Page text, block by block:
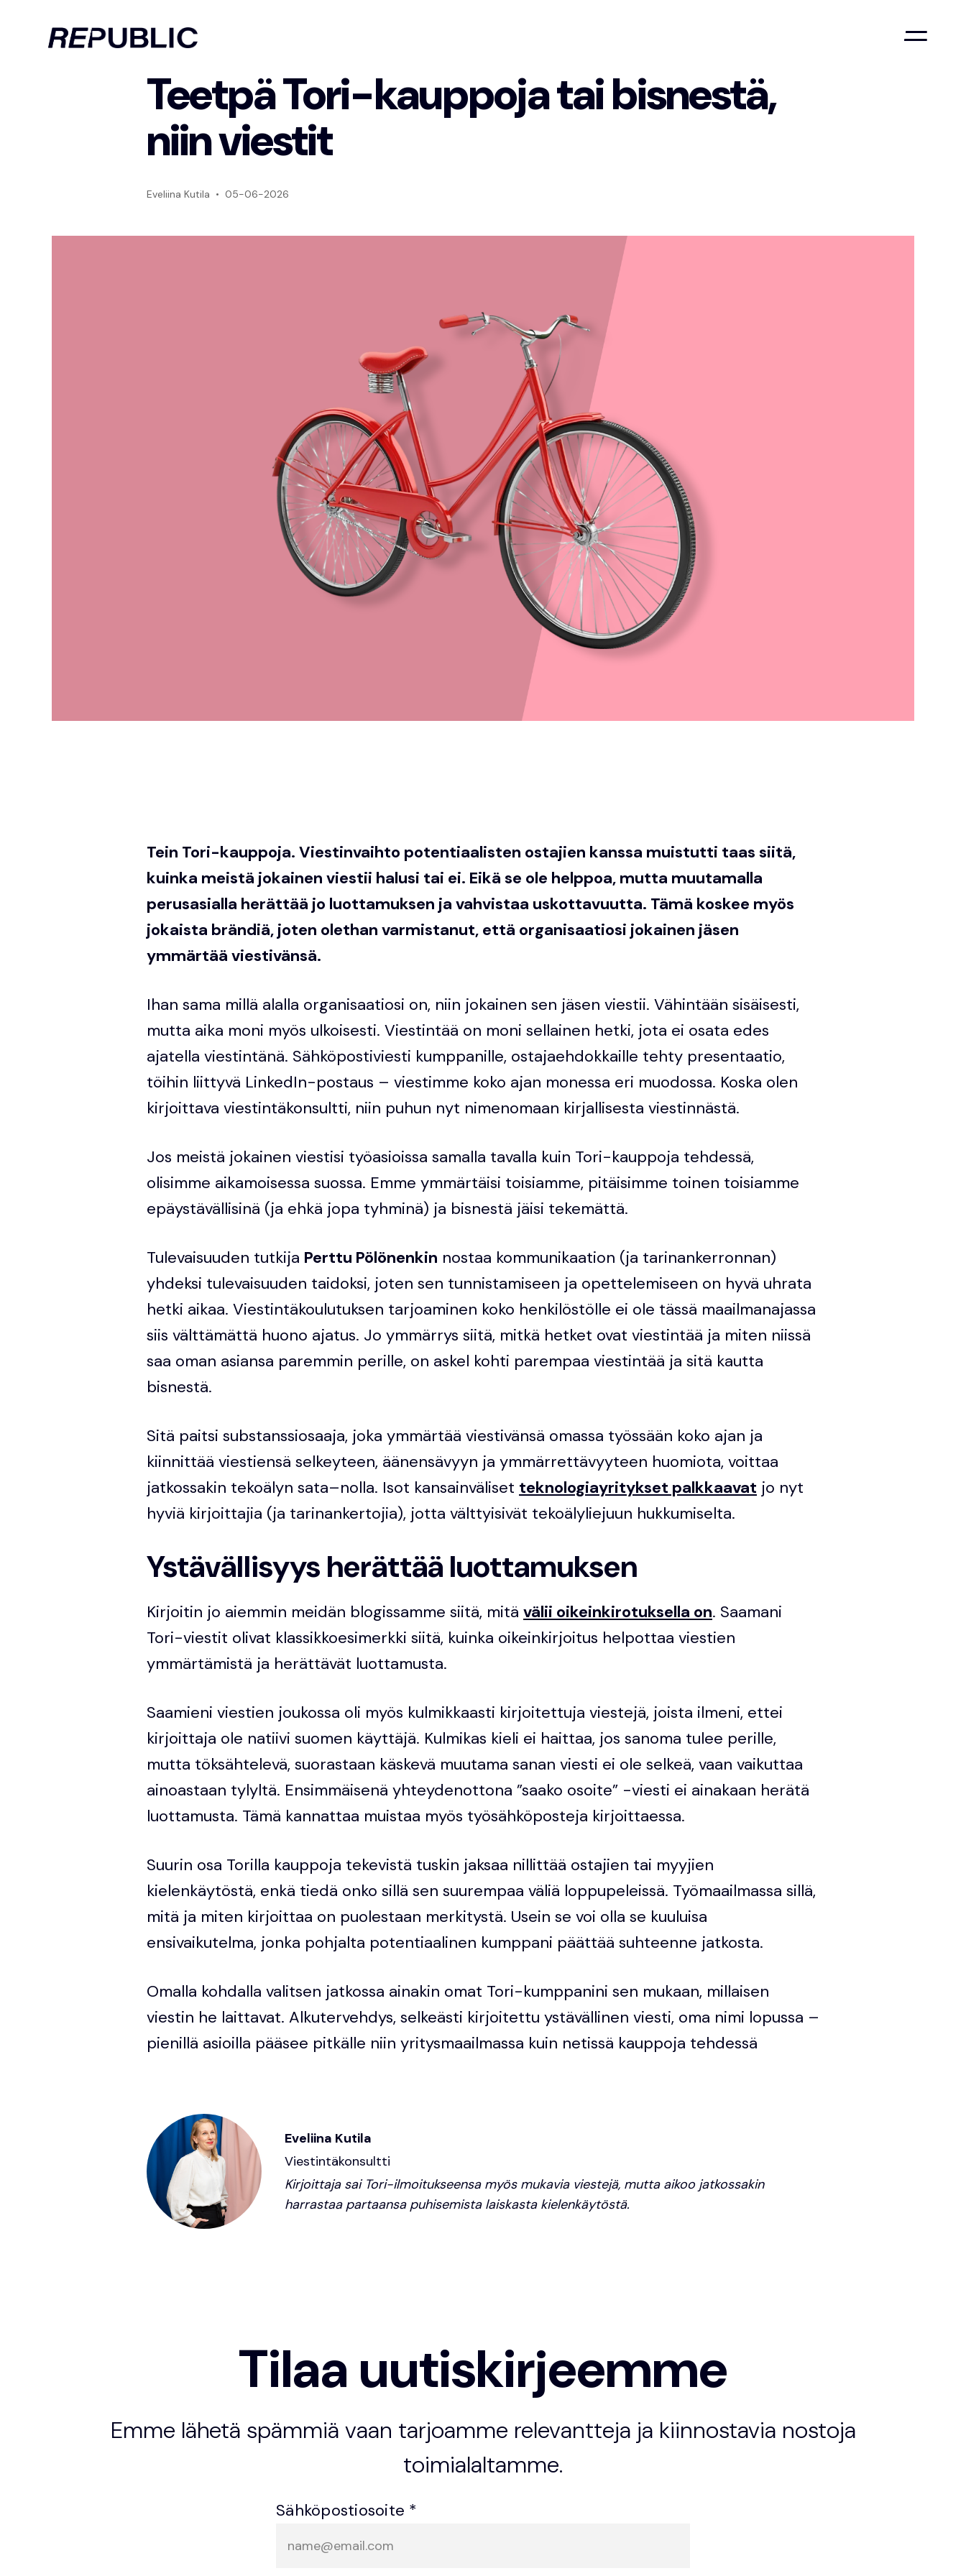
Teetpä Tori-kauppoja tai bisnestä,
niin viestit
Eveliina Kutila 05-06-2026
Tein Tori-kauppoja. Viestinvaihto potentiaalisten ostajien kanssa muistutti taas siitä,
kuinka meistä jokainen viestii halusi tai ei. Eikä se ole helppoa, mutta muutamalla
perusasialla herättää jo luottamuksen ja vahvistaa uskottavuutta. Tämä koskee myös
jokaista brändiä, joten olethan varmistanut, että organisaatiosi jokainen jäsen
ymmärtää viestivänsä.
Ihan sama millä alalla organisaatiosi on, niin jokainen sen jäsen viestii. Vähintään sisäisesti,
mutta aika moni myös ulkoisesti. Viestintää on moni sellainen hetki, jota ei osata edes
ajatella viestintänä. Sähköpostiviesti kumppanille, ostajaehdokkaille tehty presentaatio,
töihin liittyvä LinkedIn-postaus – viestimme koko ajan monessa eri muodossa. Koska olen
kirjoittava viestintäkonsultti, niin puhun nyt nimenomaan kirjallisesta viestinnästä.
Jos meistä jokainen viestisi työasioissa samalla tavalla kuin Tori-kauppoja tehdessä,
olisimme aikamoisessa suossa. Emme ymmärtäisi toisiamme, pitäisimme toinen toisiamme
epäystävällisinä (ja ehkä jopa tyhminä) ja bisnestä jäisi tekemättä.
Tulevaisuuden tutkija Perttu Pölönenkin nostaa kommunikaation (ja tarinankerronnan)
yhdeksi tulevaisuuden taidoksi, joten sen tunnistamiseen ja opettelemiseen on hyvä uhrata
hetki aikaa. Viestintäkoulutuksen tarjoaminen koko henkilöstölle ei ole tässä maailmanajassa
siis välttämättä huono ajatus. Jo ymmärrys siitä, mitkä hetket ovat viestintää ja miten niissä
saa oman asiansa paremmin perille, on askel kohti parempaa viestintää ja sitä kautta
bisnestä.
Sitä paitsi substanssiosaaja, joka ymmärtää viestivänsä omassa työssään koko ajan ja
kiinnittää viestiensä selkeyteen, äänensävyyn ja ymmärrettävyyteen huomiota, voittaa
jatkossakin tekoälyn sata–nolla. Isot kansainväliset teknologiayritykset palkkaavat jo nyt
hyviä kirjoittajia (ja tarinankertojia), jotta välttyisivät tekoälyliejuun hukkumiselta.
Ystävällisyys herättää luottamuksen
Kirjoitin jo aiemmin meidän blogissamme siitä, mitä välii oikeinkirotuksella on. Saamani
Tori-viestit olivat klassikkoesimerkki siitä, kuinka oikeinkirjoitus helpottaa viestien
ymmärtämistä ja herättävät luottamusta.
Saamieni viestien joukossa oli myös kulmikkaasti kirjoitettuja viestejä, joista ilmeni, ettei
kirjoittaja ole natiivi suomen käyttäjä. Kulmikas kieli ei haittaa, jos sanoma tulee perille,
mutta töksähtelevä, suorastaan käskevä muutama sanan viesti ei ole selkeä, vaan vaikuttaa
ainoastaan tylyltä. Ensimmäisenä yhteydenottona ”saako osoite” -viesti ei ainakaan herätä
luottamusta. Tämä kannattaa muistaa myös työsähköposteja kirjoittaessa.
Suurin osa Torilla kauppoja tekevistä tuskin jaksaa nillittää ostajien tai myyjien
kielenkäytöstä, enkä tiedä onko sillä sen suurempaa väliä loppupeleissä. Työmaailmassa sillä,
mitä ja miten kirjoittaa on puolestaan merkitystä. Usein se voi olla se kuuluisa
ensivaikutelma, jonka pohjalta potentiaalinen kumppani päättää suhteenne jatkosta.
Omalla kohdalla valitsen jatkossa ainakin omat Tori-kumppanini sen mukaan, millaisen
viestin he laittavat. Alkutervehdys, selkeästi kirjoitettu ystävällinen viesti, oma nimi lopussa –
pienillä asioilla pääsee pitkälle niin yritysmaailmassa kuin netissä kauppoja tehdessä
Eveliina Kutila
Viestintäkonsultti
Kirjoittaja sai Tori-ilmoitukseensa myös mukavia viestejä, mutta aikoo jatkossakin
harrastaa partaansa puhisemista laiskasta kielenkäytöstä.
Tilaa uutiskirjeemme
Emme lähetä spämmiä vaan tarjoamme relevantteja ja kiinnostavia nostoja
toimialaltamme.
Sähköpostiosoite *